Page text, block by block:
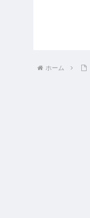
ホーム